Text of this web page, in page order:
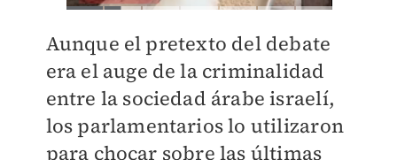
Aunque el pretexto del debate
era el auge de la criminalidad
entre la sociedad árabe israelí,
los parlamentarios lo utilizaron
para chocar sobre las últimas